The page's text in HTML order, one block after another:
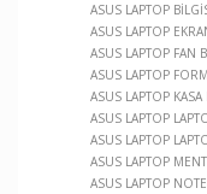
ASUS LAPTOP
ASUS LAPTOP
ASUS LAPTOP FAN
ASUS LAPTOP
ASUS LAPTOP KASA
ASUS LAPTOP
ASUS LAPTOP
ASUS LAPTOP
ASUS LAPTOP